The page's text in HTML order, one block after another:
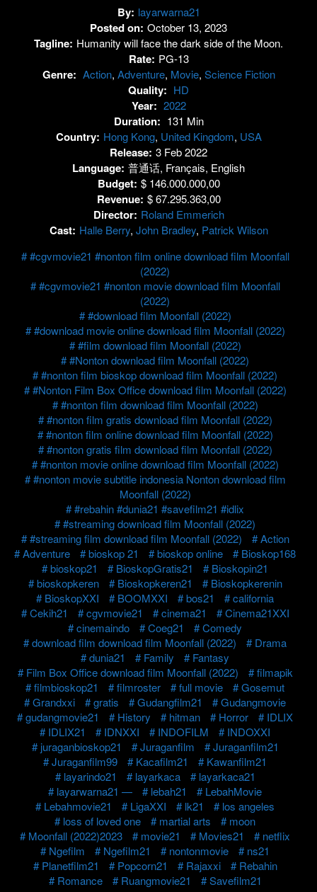
By: layarwarna21
Posted on: October 13, 2023
Tagline: Humanity will face the dark side of the Moon.
Rate: PG-13
Genre: Action, Adventure, Movie, Science Fiction
Quality: HD
Year: 2022
Duration: 131 Min
Country: Hong Kong, United Kingdom, USA
Release: 3 Feb 2022
Language: 普通话, Français, English
Budget: $ 146.000.000,00
Revenue: $ 67.295.363,00
Director: Roland Emmerich
Cast: Halle Berry, John Bradley, Patrick Wilson
#cgvmovie21 #nonton film online download film Moonfall
(2022)
#cgvmovie21 #nonton movie download film Moonfall
(2022)
#download film Moonfall (2022)
#download movie online download film Moonfall (2022)
#film download film Moonfall (2022)
#Nonton download film Moonfall (2022)
#nonton film bioskop download film Moonfall (2022)
#Nonton Film Box Office download film Moonfall (2022)
#nonton film download film Moonfall (2022)
#nonton film gratis download film Moonfall (2022)
#nonton film online download film Moonfall (2022)
#nonton gratis film download film Moonfall (2022)
#nonton movie online download film Moonfall (2022)
#nonton movie subtitle indonesia Nonton download film
Moonfall (2022)
#rebahin #dunia21 #savefilm21 #idlix
#streaming download film Moonfall (2022)
#streaming film download film Moonfall (2022)
Action
Adventure
bioskop 21 bioskop online
Bioskop168
bioskop21
BioskopGratis21
Bioskopin21
bioskopkeren
Bioskopkeren21
Bioskopkerenin
BioskopXXI
BOOMXXI bos21
california
Cekih21
cgvmovie21 cinema21
Cinema21XXI
cinemaindo
Coeg21
Comedy
download film download film Moonfall (2022)
Drama
dunia21
Family
Fantasy
Film Box Office download film Moonfall (2022)
filmapik
filmbioskop21
filmroster full movie
Gosemut
Grandxxi
gratis Gudangfilm21
Gudangmovie
gudangmovie21
History hitman Horror
IDLIX
IDLIX21
IDNXXI INDOFILM
INDOXXI
juraganbioskop21
Juraganfilm
Juraganfilm21
Juraganfilm99
Kacafilm21
Kawanfilm21
layarindo21
layarkaca
layarkaca21
layarwarna21 —
lebah21
LebahMovie
Lebahmovie21
LigaXXI lk21
los angeles
loss of loved one
martial arts
moon
Moonfall (2022)2023
movie21 Movies21
netflix
Ngefilm
Ngefilm21 nontonmovie
ns21
Planetfilm21
Popcorn21 Rajaxxi
Rebahin
Romance
Ruangmovie21
Savefilm21